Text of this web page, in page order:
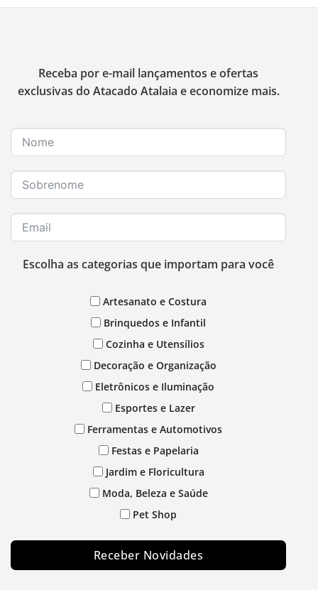
Receba por e-mail lançamentos e ofertas
exclusivas do Atacado Atalaia e economize mais.
Escolha as categorias que importam para você
Artesanato e Costura
Brinquedos e Infantil
Cozinha e Utensílios
Decoração e Organização
Eletrônicos e Iluminação
Esportes e Lazer
Ferramentas e Automotivos
Festas e Papelaria
Jardim e Floricultura
Moda, Beleza e Saúde
Pet Shop
Receber Novidades